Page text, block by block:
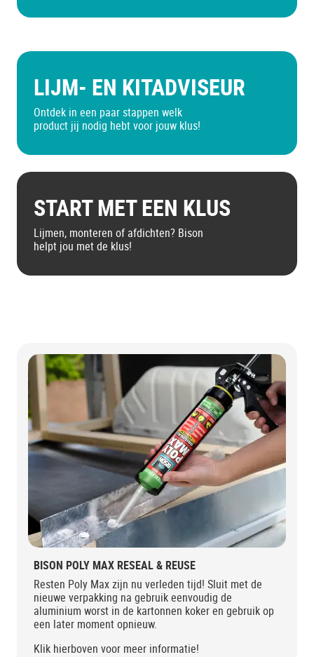
LIJM- EN KITADVISEUR
Ontdek in een paar stappen welk
product jij nodig hebt voor jouw klus!
START MET EEN KLUS
Lijmen, monteren of afdichten? Bison
helpt jou met de klus!
BISON POLY MAX RESEAL & REUSE
Resten Poly Max zijn nu verleden tijd! Sluit met de
nieuwe verpakking na gebruik eenvoudig de
aluminium worst in de kartonnen koker en gebruik op
een later moment opnieuw.
Klik hierboven voor meer informatie!